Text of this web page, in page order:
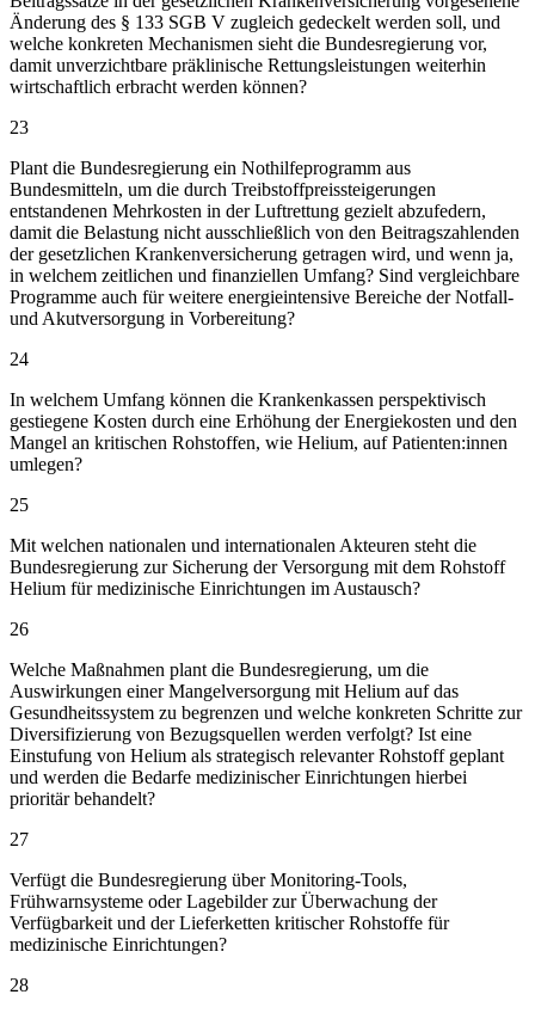
Änderung des § 133 SGB V zugleich gedeckelt werden soll, und
welche konkreten Mechanismen sieht die Bundesregierung vor,
damit unverzichtbare präklinische Rettungsleistungen weiterhin
wirtschaftlich erbracht werden können?
23
Plant die Bundesregierung ein Nothilfeprogramm aus
Bundesmitteln, um die durch Treibstoffpreissteigerungen
entstandenen Mehrkosten in der Luftrettung gezielt abzufedern,
damit die Belastung nicht ausschließlich von den Beitragszahlenden
der gesetzlichen Krankenversicherung getragen wird, und wenn ja,
in welchem zeitlichen und finanziellen Umfang? Sind vergleichbare
Programme auch für weitere energieintensive Bereiche der Notfall-
und Akutversorgung in Vorbereitung?
24
In welchem Umfang können die Krankenkassen perspektivisch
gestiegene Kosten durch eine Erhöhung der Energiekosten und den
Mangel an kritischen Rohstoffen, wie Helium, auf Patienten:innen
umlegen?
25
Mit welchen nationalen und internationalen Akteuren steht die
Bundesregierung zur Sicherung der Versorgung mit dem Rohstoff
Helium für medizinische Einrichtungen im Austausch?
26
Welche Maßnahmen plant die Bundesregierung, um die
Auswirkungen einer Mangelversorgung mit Helium auf das
Gesundheitssystem zu begrenzen und welche konkreten Schritte zur
Diversifizierung von Bezugsquellen werden verfolgt? Ist eine
Einstufung von Helium als strategisch relevanter Rohstoff geplant
und werden die Bedarfe medizinischer Einrichtungen hierbei
prioritär behandelt?
27
Verfügt die Bundesregierung über Monitoring-Tools,
Frühwarnsysteme oder Lagebilder zur Überwachung der
Verfügbarkeit und der Lieferketten kritischer Rohstoffe für
medizinische Einrichtungen?
28